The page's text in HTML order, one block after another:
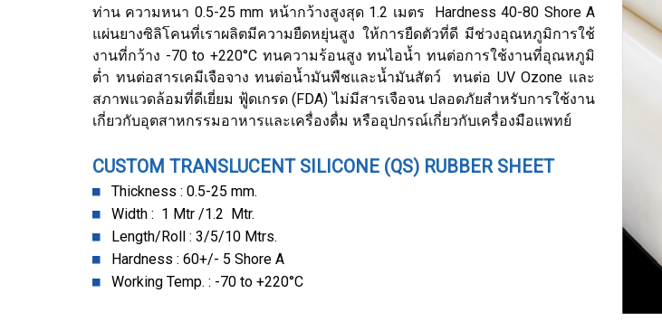
ท่าน ความหนา 0.5-25 mm หน้ากว้างสูงสุด 1.2 เมตร Hardness 40-80 Shore A
แผ่นยางซิลิโคนที่เราผลิตมีความยืดหยุ่นสูง ให้การยืดตัวที่ดี มีช่วงอุณหภูมิการใช้
งานที่กว้าง -70 to +220°C ทนความร้อนสูง ทนไอน้ำ ทนต่อการใช้งานที่อุณหภูมิ
ต่ำ ทนต่อสารเคมีเจือจาง ทนต่อน้ำมันพืชและน้ำมันสัตว์ ทนต่อ UV Ozone และ
สภาพแวดล้อมที่ดีเยี่ยม ฟู้ดเกรด (FDA) ไม่มีสารเจือจน ปลอดภัยสำหรับการใช้งาน
เกี่ยวกับอุตสาหกรรมอาหารและเครื่องดื่ม หรืออุปกรณ์เกี่ยวกับเครื่องมือแพทย์
CUSTOM TRANSLUCENT SILICONE (QS) RUBBER SHEET
Thickness : 0.5-25 mm.
Width : 1 Mtr /1.2 Mtr.
Length/Roll : 3/5/10 Mtrs.
Hardness : 60+/- 5 Shore A
Working Temp. : -70 to +220°C